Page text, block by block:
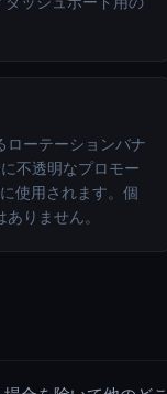
ローテーションバナ
不透明なプロモー
使用されます。個
りません。